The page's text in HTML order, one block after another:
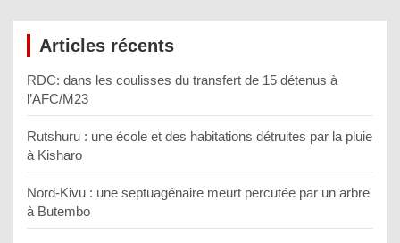
Articles récents
RDC: dans les coulisses du transfert de 15 détenus à
l’AFC/M23
Rutshuru : une école et des habitations détruites par la pluie
à Kisharo
Nord-Kivu : une septuagénaire meurt percutée par un arbre
à Butembo